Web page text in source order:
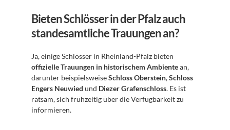
Bieten Schlösser in der Pfalz auch
standesamtliche Trauungen an?
offizielle Trauungen in historischem Ambiente an,
darunter beispielsweise Schloss Oberstein, Schloss
Engers Neuwied und Diezer Grafenschloss. Es ist
ratsam, sich frühzeitig über die Verfügbarkeit zu
informieren.